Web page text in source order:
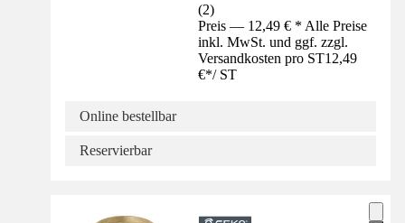
(2)
Preis — 12,49 € * Alle Preise
inkl. MwSt. und ggf. zzgl.
Versandkosten pro ST12,49
€*/ ST
Online bestellbar
Reservierbar